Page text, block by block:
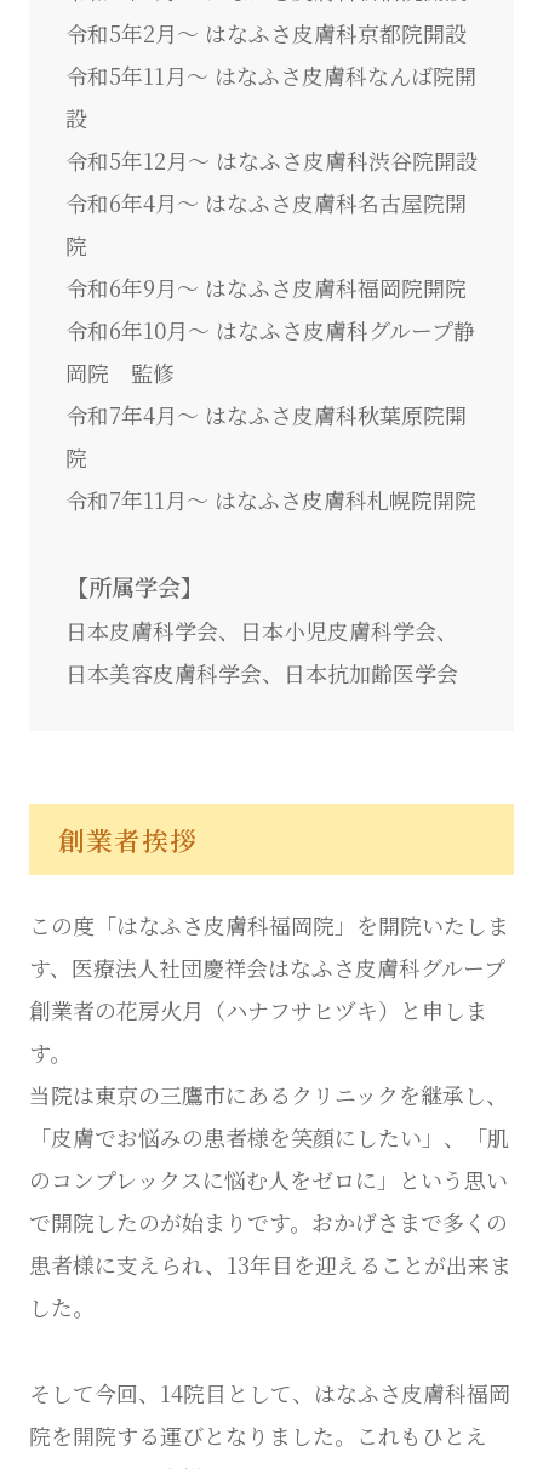
令和5年2月～ はなふさ皮膚科京都院開設
令和5年11月～ はなふさ皮膚科なんば院開
設
令和5年12月～ はなふさ皮膚科渋谷院開設
令和6年4月～ はなふさ皮膚科名古屋院開
院
令和6年9月～ はなふさ皮膚科福岡院開院
令和6年10月～ はなふさ皮膚科グループ静
岡院 監修
令和7年4月～ はなふさ皮膚科秋葉原院開
院
令和7年11月～ はなふさ皮膚科札幌院開院
【所属学会】
日本皮膚科学会、日本小児皮膚科学会、
日本美容皮膚科学会、日本抗加齢医学会
創業者挨拶
この度「はなふさ皮膚科福岡院」を開院いたしま
す、医療法人社団慶祥会はなふさ皮膚科グループ
創業者の花房火月（ハナフサヒヅキ）と申しま
す。
当院は東京の三鷹市にあるクリニックを継承し、
「皮膚でお悩みの患者様を笑顔にしたい」、「肌
のコンプレックスに悩む人をゼロに」という思い
で開院したのが始まりです。おかげさまで多くの
患者様に支えられ、13年目を迎えることが出来ま
した。
そして今回、14院目として、はなふさ皮膚科福岡
院を開院する運びとなりました。これもひとえ